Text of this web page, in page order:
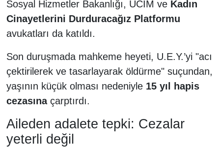
Sosyal Hizmetler Bakanlığı, UCİM ve Kadın
Cinayetlerini Durduracağız Platformu
avukatları da katıldı.
Son duruşmada mahkeme heyeti, U.E.Y.’yi "acı
çektirilerek ve tasarlayarak öldürme" suçundan,
yaşının küçük olması nedeniyle 15 yıl hapis
cezasınaçarptırdı.
Aileden adalete tepki: Cezalar
yeterli değil